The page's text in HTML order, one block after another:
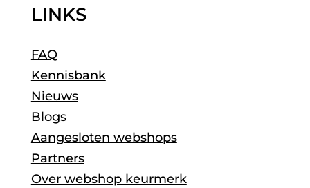
LINKS
FAQ
Kennisbank
Nieuws
Blogs
Aangesloten webshops
Partners
Over webshop keurmerk